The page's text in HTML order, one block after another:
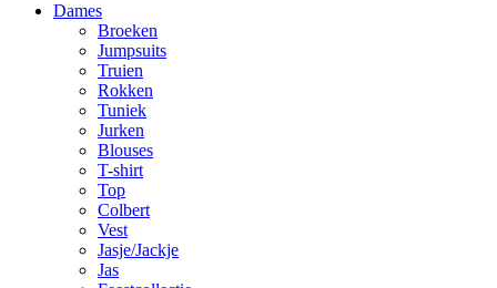
Dames
Broeken
Jumpsuits
Truien
Rokken
Tuniek
Jurken
Blouses
T-shirt
Top
Colbert
Vest
Jasje/Jackje
Jas